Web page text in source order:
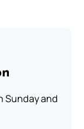
Sunday and